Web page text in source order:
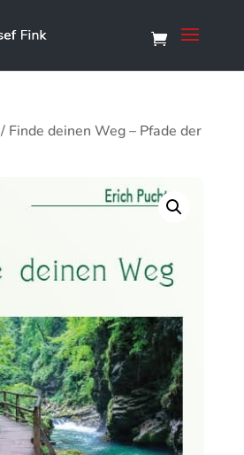
/ Finde deinen Weg – Pfade der